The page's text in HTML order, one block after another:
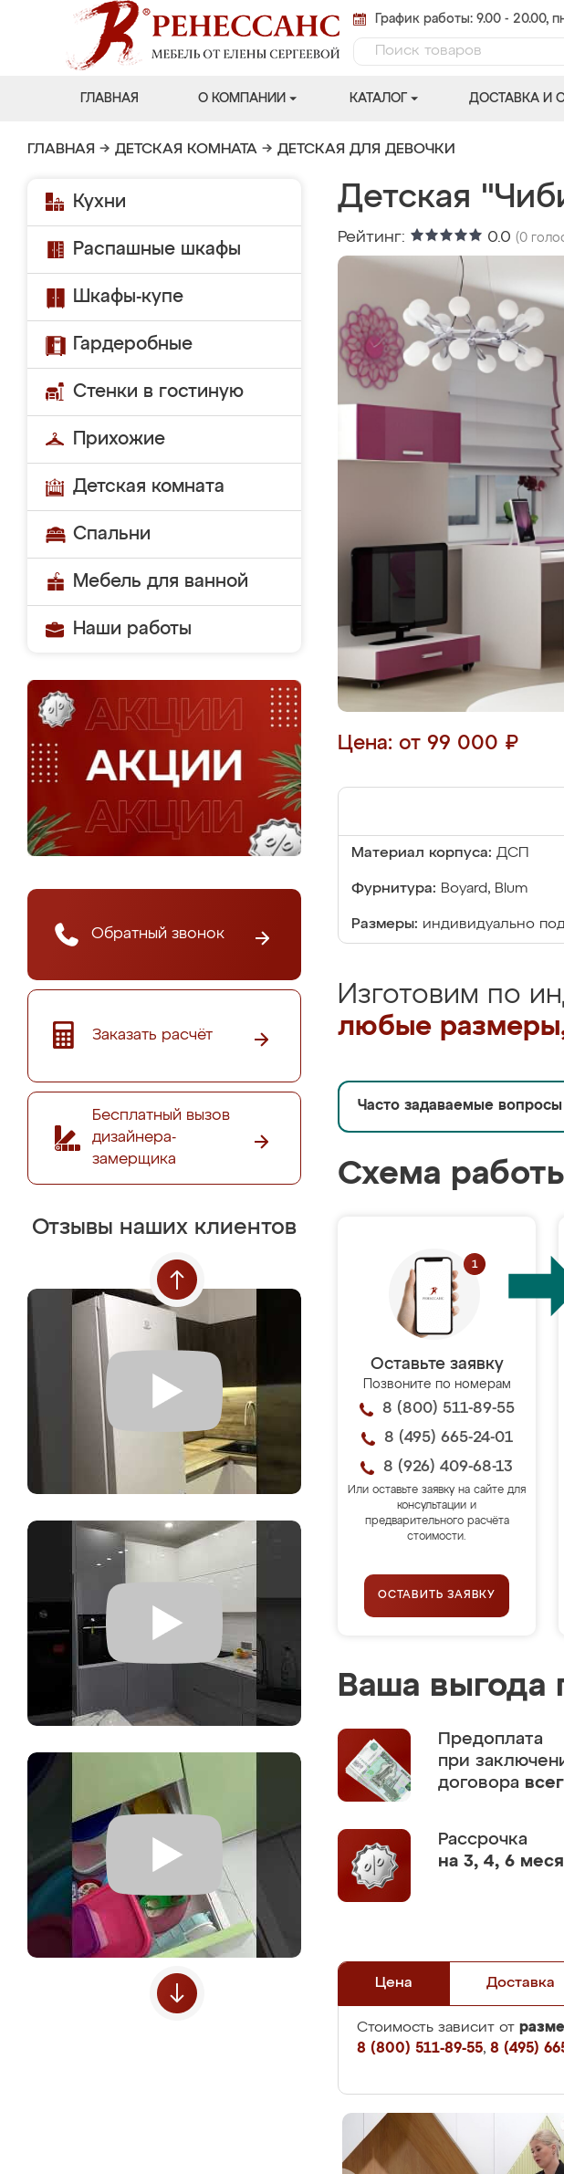
График работы: 9.00 - 20.00,
ГЛАВНАЯ О КОМПАНИИ КАТАЛОГ ДОСТАВКА И
ГЛАВНАЯ → ДЕТСКАЯ КОМНАТА → ДЕТСКАЯ ДЛЯ ДЕВОЧКИ
Кухни
Распашные шкафы
Шкафы-купе
Гардеробные
Стенки в гостиную
Прихожие
Детская комната
Спальни
Мебель для ванной
Наши работы
Обратный звонок
Заказать расчёт
Бесплатный вызов
дизайнера-
замерщика
Отзывы наших клиентов
Детская
Рейтинг: 0.0 (0
Цена: от 99 000 ₽
Материал корпуса: ДСП
Фурнитура: Boyard, Blum
Размеры: индивидуально
Изготовим по
любые
Часто задаваемые вопросы
Схема
Оставьте заявку
Позвоните по номерам
8 (800) 511-89-55
8 (495) 665-24-01
8 (926) 409-68-13
Или оставьте заявку на сайте для
консультации и
предварительного расчёта
стоимости.
ОСТАВИТЬ ЗАЯВКУ
Ваша выгода
Предоплата
при
договора
Рассрочка
на 3, 4, 6
Цена Доставка
Стоимость зависит от
8 (800) 511-89-55, 8 (495)